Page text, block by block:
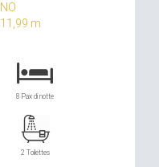
NO
11,99 m
8 Pax di notte
2 Toilettes